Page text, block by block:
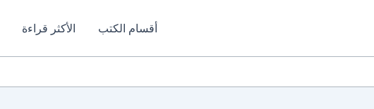
أقسام الكتب الأكثر قراءة